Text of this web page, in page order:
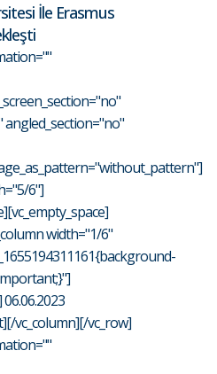
İle Erasmus
6"]
width="1/6"
vc_column][/vc_row]